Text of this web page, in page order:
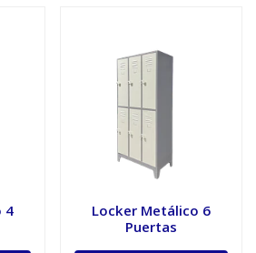
4
Locker Metálico 6
Puertas